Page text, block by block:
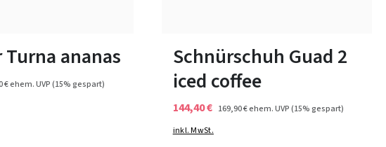
Turna ananas
€ehem. UVP(15% gespart)
Schnürschuh Guad 2
iced coffee
144,40 € 169,90 €ehem. UVP(15% gespart)
inkl. MwSt.